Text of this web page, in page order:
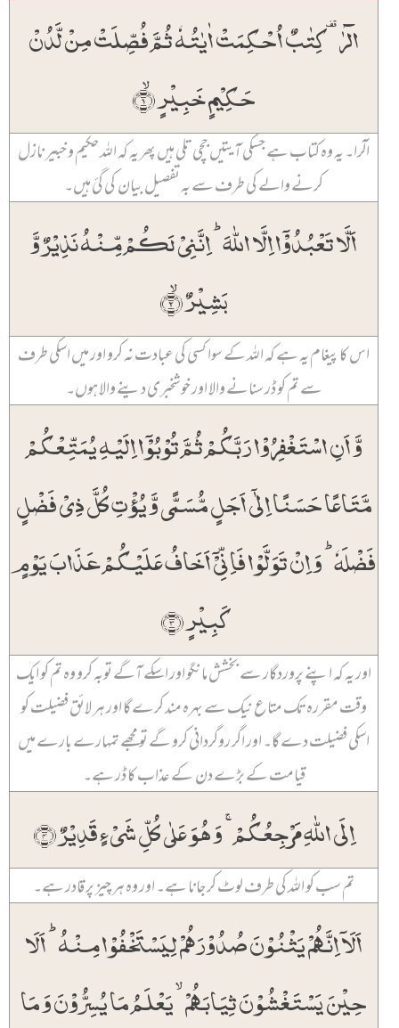
الٓرٰ ۟ کِتٰبٌ اُحۡکِمَتۡ اٰیٰتُہٗ ثُمَّ فُصِّلَتۡ مِنۡ لَّدُنۡ
حَکِیۡمٍ خَبِیۡرٍ ۙ﴿۱﴾
الٓرا۔ یہ وہ کتاب ہے جسکی آیتیں جچی تلی ہیں پھر یہ کہ اللہ حکیم و خبیر نازل
کرنے والے کی طرف سے بہ تفصیل بیان کی گئ ہیں۔
اَلَّا تَعۡبُدُوۡۤا اِلَّا اللّٰہَ ؕ اِنَّنِیۡ لَکُمۡ مِّنۡہُ نَذِیۡرٌ وَّ
بَشِیۡرٌ ۙ﴿۲﴾
اس کا پیغام یہ ہے کہ اللہ کے سوا کسی کی عبادت نہ کرو اور میں اسکی طرف
سے تم کو ڈر سنانے والا اور خوشخبری دینے والا ہوں۔
وَّ اَنِ اسۡتَغۡفِرُوۡا رَبَّکُمۡ ثُمَّ تُوۡبُوۡۤا اِلَیۡہِ یُمَتِّعۡکُمۡ
مَّتَاعًا حَسَنًا اِلٰۤی اَجَلٍ مُّسَمًّی وَّ یُؤۡتِ کُلَّ ذِیۡ فَضۡلٍ
فَضۡلَہٗ ؕ وَ اِنۡ تَوَلَّوۡا فَاِنِّیۡۤ اَخَافُ عَلَیۡکُمۡ عَذَابَ یَوۡمٍ
کَبِیۡرٍ ﴿۳﴾
اور یہ کہ اپنے پروردگار سے بخشش مانگو اور اسکے آگے توبہ کرو وہ تم کو ایک
وقت مقررہ تک متاع نیک سے بہرہ مند کرے گا اور ہر لائق فضیلت کو
اسکی فضیلت دے گا۔ اور اگر روگردانی کرو گے تو مجھے تمہارے بارے میں
قیامت کے بڑے دن کے عذاب کا ڈر ہے۔
اِلَی اللّٰہِ مَرۡجِعُکُمۡ ۚ وَ ہُوَ عَلٰی کُلِّ شَیۡءٍ قَدِیۡرٌ ﴿۴﴾
تم سب کو اللہ کی طرف لوٹ کر جانا ہے۔ اور وہ ہر چیز پر قادر ہے۔
اَلَاۤ اِنَّہُمۡ یَثۡنُوۡنَ صُدُوۡرَہُمۡ لِیَسۡتَخۡفُوۡا مِنۡہُ ؕ اَلَا
حِیۡنَ یَسۡتَغۡشُوۡنَ ثِیَابَہُمۡ ۙ یَعۡلَمُ مَا یُسِرُّوۡنَ وَ مَا